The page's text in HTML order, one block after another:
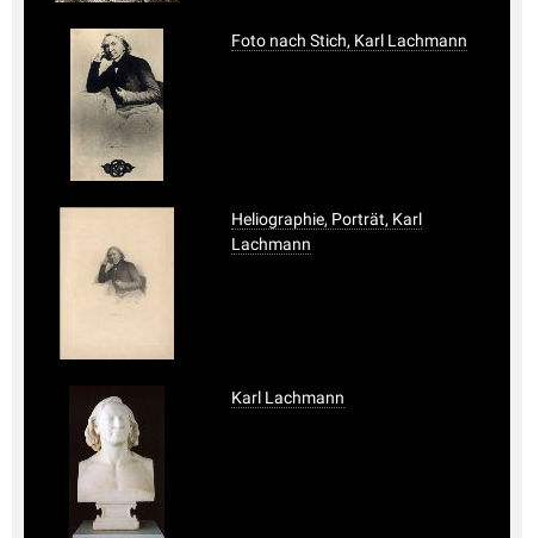
Foto nach Stich, Karl Lachmann
Heliographie, Porträt, Karl
Lachmann
Karl Lachmann